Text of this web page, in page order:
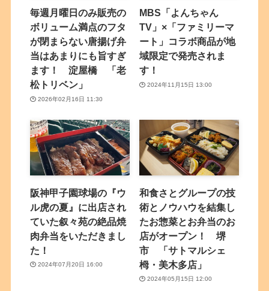
毎週月曜日のみ販売の
ボリューム満点のフタ
が閉まらない唐揚げ弁
当はあまりにも旨すぎ
ます！ 淀屋橋 「老
松トリベン」
2026年02月16日 11:30
MBS「よんちゃん
TV」×「ファミリーマ
ート」コラボ商品が地
域限定で発売されま
す！
2024年11月15日 13:00
阪神甲子園球場の『ウ
ル虎の夏』に出店され
ていた叙々苑の絶品焼
肉弁当をいただきまし
た！
2024年07月20日 16:00
和食さとグループの技
術とノウハウを結集し
たお惣菜とお弁当のお
店がオープン！ 堺
市 「サトマルシェ
栂・美木多店」
2024年05月15日 12:00